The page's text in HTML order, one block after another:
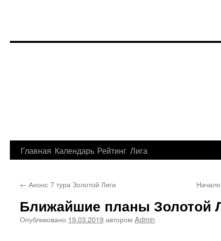
Перейти
содержимому
Главная Календарь Рейтинг Лига
← Анонс 7 тура Золотой Лиги
Ближайшие планы Золотой
Опубликовано 19.03.2019автором Admin